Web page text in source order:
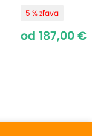
5 % zľava
od 187,00 €